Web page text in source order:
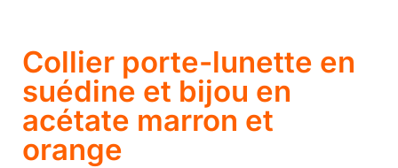
Collier porte-lunette en
suédine et bijou en
acétate marron et
orange